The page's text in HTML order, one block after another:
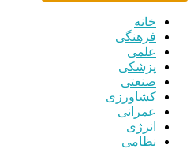
خانه
فرهنگی
علمی
پزشکی
صنعتی
کشاورزی
عمرانی
انرژی
نظامی